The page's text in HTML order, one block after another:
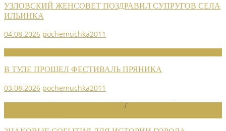
УЗЛОВСКИЙ ЖЕНСОВЕТ ПОЗДРАВИЛ СУПРУГОВ СЕЛА
ИЛЬИНКА
04.08.2026 pochemuchka2011
В ТУЛЕ ПРОШЕЛ ФЕСТИВАЛЬ ПРЯНИКА
03.08.2026 pochemuchka2011
/